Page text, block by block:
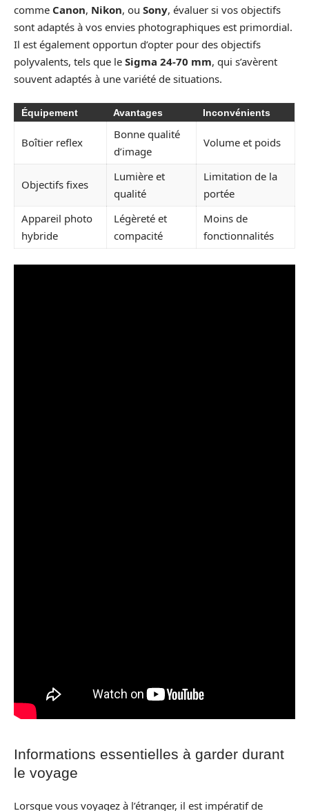
comme Canon, Nikon, ou Sony, évaluer si vos objectifs
sont adaptés à vos envies photographiques est primordial.
Il est également opportun d’opter pour des objectifs
polyvalents, tels que le Sigma 24-70 mm, qui s’avèrent
souvent adaptés à une variété de situations.
Équipement Avantages Inconvénients
Boîtier reflex
Bonne qualité
d’image
Volume et poids
Objectifs fixes
Lumière et
qualité
Limitation de la
portée
Appareil photo
hybride
Légèreté et
compacité
Moins de
fonctionnalités
Informations essentielles à garder durant
le voyage
Lorsque vous voyagez à l’étranger, il est impératif de